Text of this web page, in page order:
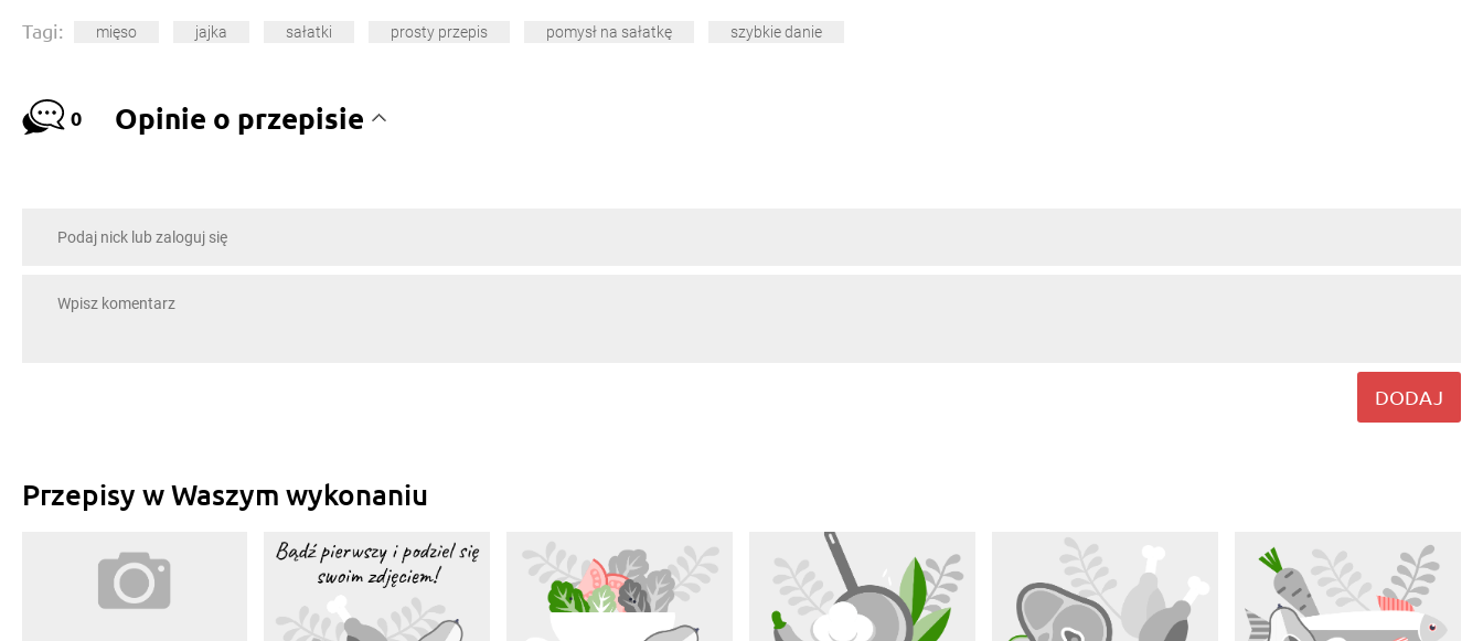
Tagi: mięso jajka sałatki prosty przepis pomysł na sałatkę szybkie danie
0 Opinie o przepisie
DODAJ
Przepisy w Waszym wykonaniu